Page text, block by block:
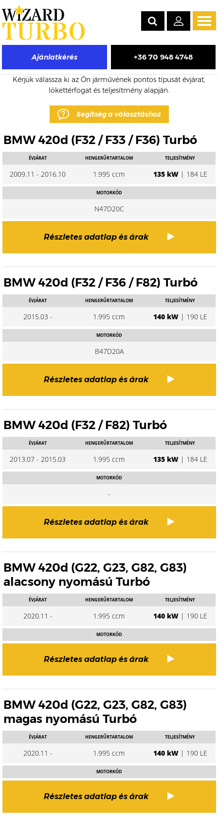
Ajánlatkérés +36 70 948 4748
BMW 420d eladó turbó árak
Kérjük válassza ki az Ön járművének pontos típusát évjárat,
lökettérfogat és teljesítmény alapján.
Segítség a választáshoz
BMW 420d (F32 / F33 / F36) Turbó
ÉVJÁRAT
2009.11 - 2016.10
HENGERŰRTARTALOM
1.995 ccm
TELJESÍTMÉNY
135 kW| 184 LE
MOTORKÓD
N47D20C
Részletes adatlap és árak
BMW 420d (F32 / F36 / F82) Turbó
ÉVJÁRAT
2015.03 -
HENGERŰRTARTALOM
1.995 ccm
TELJESÍTMÉNY
140 kW| 190 LE
MOTORKÓD
B47D20A
Részletes adatlap és árak
BMW 420d (F32 / F82) Turbó
ÉVJÁRAT
2013.07 - 2015.03
HENGERŰRTARTALOM
1.995 ccm
TELJESÍTMÉNY
135 kW| 184 LE
MOTORKÓD
-
Részletes adatlap és árak
BMW 420d (G22, G23, G82, G83)
alacsony nyomású Turbó
ÉVJÁRAT
2020.11 -
HENGERŰRTARTALOM
1.995 ccm
TELJESÍTMÉNY
140 kW| 190 LE
MOTORKÓD
Részletes adatlap és árak
BMW 420d (G22, G23, G82, G83)
magas nyomású Turbó
ÉVJÁRAT
2020.11 -
HENGERŰRTARTALOM
1.995 ccm
TELJESÍTMÉNY
140 kW| 190 LE
MOTORKÓD
Részletes adatlap és árak